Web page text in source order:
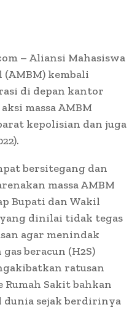
– Aliansi Mahasiswa
kembali
di depan kantor
massa AMBM
kepolisian dan juga
bersitegang dan
massa AMBM
Bupati dan Wakil
dinilai tidak tegas
agar menindak
beracun (H2S)
ratusan
Sakit bahkan
dunia sejak berdirinya